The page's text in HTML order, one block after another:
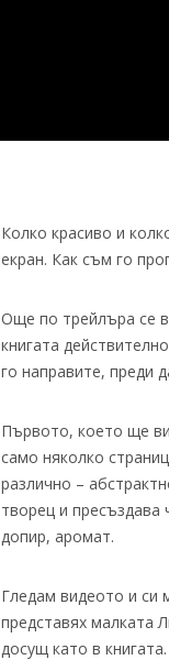
Колко красиво и
екран. Как съм го
Още по трейлъра се
книгата
го направите, преди
Първото, което ще ви
само няколко
различно –
творец и пресъздава
допир, аромат.
Гледам видеото и си
представях малката
досущ като в книгата.